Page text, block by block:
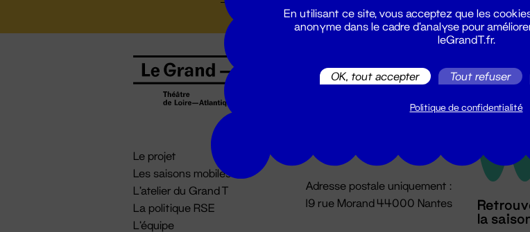
Le projet
Les saisons mobiles
L'atelier du Grand T
La politique RSE
L'équipe
02 51 88 25 25
Du lundi au vendredi 14h → 18h
Adresse postale uniquement :
19 rue Morand 44000 Nantes
la
En utilisant ce site, vous acceptez que les
anonyme dans le cadre d'analyse pour
leGrandT.fr.
OK, tout accepter Tout refuser
Politique de confidentialité